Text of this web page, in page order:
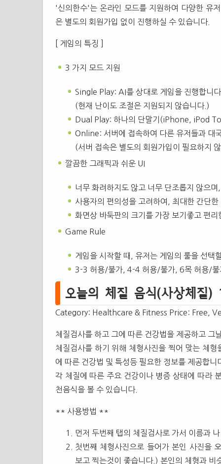
'신의한수'는 온라인 모드를 지원하여 다양한 유
은 별도의 회원가입 없이 진행하실 수 있습니다.
[ 게임의 특징 ]
3 가지 모드 지원
Single Play: AI를 상대로 게임을 진행합니
(현재 난이도 조절은 지원되지 않습니다.)
Dual Play: 하나의 단말기(iPhone, iPod
Online: 서버에 접속하여 다른 유저들과 대
(서버 접속은 별도의 회원가입이 필요하지
깔끔한 그래픽과 쉬운 UI
너무 화려하지도 않고 너무 단조롭지 않으
사용자의 편의성을 고려하여, 최대한 간단
화면상 바둑판의 크기를 가장 보기좋고 편
Game Rule
게임을 시작할 때, 유저는 게임의 룰을 선택
3-3 허용/불가, 4-4 허용/불가, 6목 허용/불
오늘의 체질 음식(사상체질
Category: Healthcare & Fitness Price: Free,
체질검사를 하고 그에 따른 건강법을 제공하고 그
체질검사를 하기 위해 체형사진을 찍어 맞는 체
에 따른 건강법 및 특성등 필요한 정보를 제공합니
각 체질에 따른 주요 건강이나 병증 상태에 따라
천음식을 볼 수 있습니다.
** 사용방법 **
먼저 두번째 탭의 체질검사로 가서 이름과
첫번째 체형사진으로 들어가 본인 사진을
보고 찍는것이 좋습니다.) 본인의 체형과 비